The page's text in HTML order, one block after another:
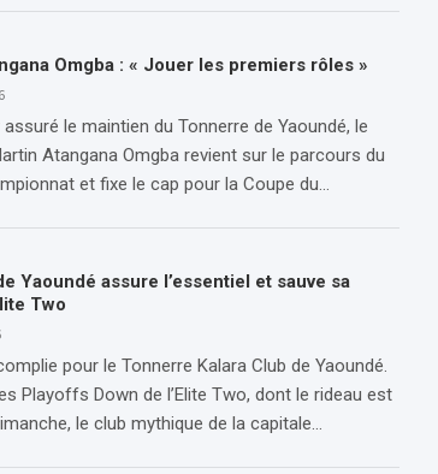
Omgba : « Jouer les premiers rôles »
le maintien du Tonnerre de Yaoundé, le
Atangana Omgba revient sur le parcours du
et fixe le cap pour la Coupe du…
Yaoundé assure l’essentiel et sauve sa
Two
pour le Tonnerre Kalara Club de Yaoundé.
Playoffs Down de l’Elite Two, dont le rideau est
le club mythique de la capitale…